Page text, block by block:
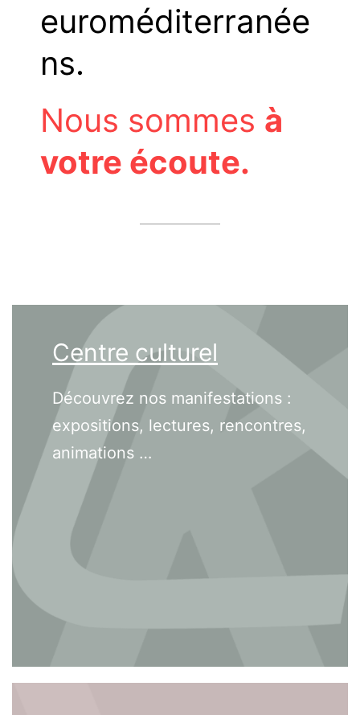
euroméditerranée
ns.
Nous sommes à
votre écoute.
Centre culturel
Découvrez nos manifestations :
expositions, lectures, rencontres,
animations …